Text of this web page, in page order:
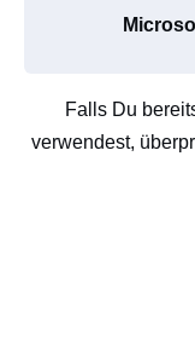
Falls Du
verwendest,